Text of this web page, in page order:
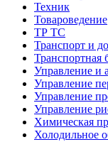
Техник
Товароведение
ТР ТС
Транспорт и
Транспортная
Управление и
Управление
Управление
Управление
Химическая
Холодильное